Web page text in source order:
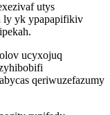
utys
ly yk ypapapifikiv
ucyxojuq
qeriwuzefazumy